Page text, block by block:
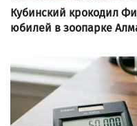
Кубинский крокодил
юбилей в зоопарке